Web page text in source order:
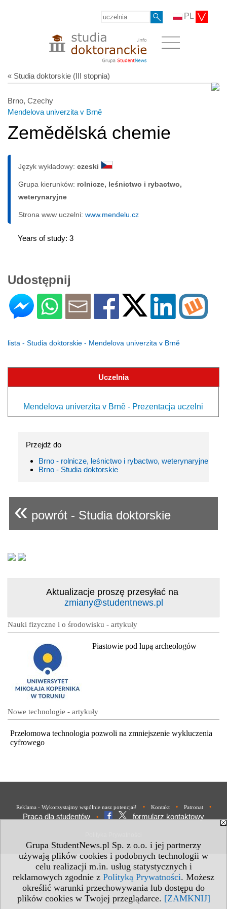
Grupa StudentNews.pl Sp. z o.o. i jej partnerzy
używają plików cookies i podobnych technologii w
celu realizacji m.in. usług statystycznych i
reklamowych zgodnie z Polityką Prywatności. Możesz
określić warunki przechowywania lub dostępu do
plików cookies w Twojej przeglądarce. [ZAMKNIJ]
PL
« Studia doktorskie (III stopnia)
Brno, Czechy
Mendelova univerzita v Brně
Zemědělská chemie
Język wykładowy: czeski
Grupa kierunków: rolnicze, leśnictwo i rybactwo,
weterynaryjne
Strona www uczelni: www.mendelu.cz
Years of study: 3
Udostępnij
lista - Studia doktorskie - Mendelova univerzita v Brně
Uczelnia
Mendelova univerzita v Brně - Prezentacja uczelni
Przejdź do
Brno - rolnicze, leśnictwo i rybactwo, weterynaryjne
Brno - Studia doktorskie
« powrót - Studia doktorskie
Aktualizacje proszę przesyłać na
zmiany@studentnews.pl
Nauki fizyczne i o środowisku - artykuły
Piastowie pod lupą archeologów
Nowe technologie - artykuły
Przełomowa technologia pozwoli na zmniejszenie wykluczenia
cyfrowego
Reklama - Wykorzystajmy wspólnie nasz potencjał! • Kontakt • Patronat •
Praca dla studentów • formularz kontaktowy